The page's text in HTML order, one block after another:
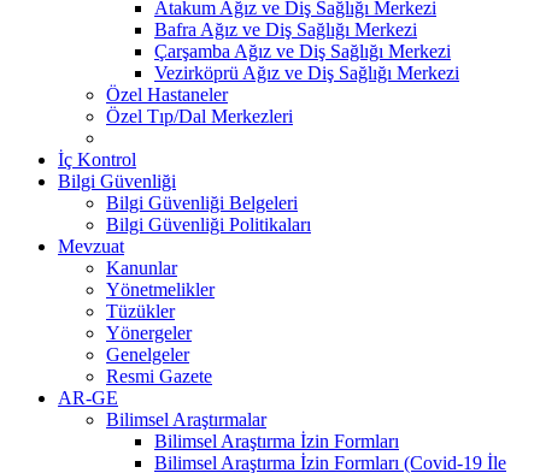
Atakum Ağız ve Diş Sağlığı Merkezi
Bafra Ağız ve Diş Sağlığı Merkezi
Çarşamba Ağız ve Diş Sağlığı Merkezi
Vezirköprü Ağız ve Diş Sağlığı Merkezi
Özel Hastaneler
Özel Tıp/Dal Merkezleri
İç Kontrol
Bilgi Güvenliği
Bilgi Güvenliği Belgeleri
Bilgi Güvenliği Politikaları
Mevzuat
Kanunlar
Yönetmelikler
Tüzükler
Yönergeler
Genelgeler
Resmi Gazete
AR-GE
Bilimsel Araştırmalar
Bilimsel Araştırma İzin Formları
Bilimsel Araştırma İzin Formları (Covid-19 İle